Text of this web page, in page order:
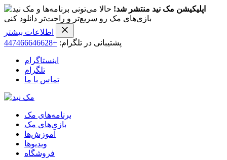
اپلیکیشن مک نید منتشر شد! حالا می‌تونی برنامه‌ها و
بازی‌های مک رو سریع‌تر و راحت‌تر دانلود کنی
اطلاعات بیشتر
پشتیبانی در تلگرام: +447466646628
اینستاگرام
تلگرام
تماس با ما
برنامه‌های مک
بازی‌های مک
آموزش‌ها
ویدیو‌ها
فروشگاه